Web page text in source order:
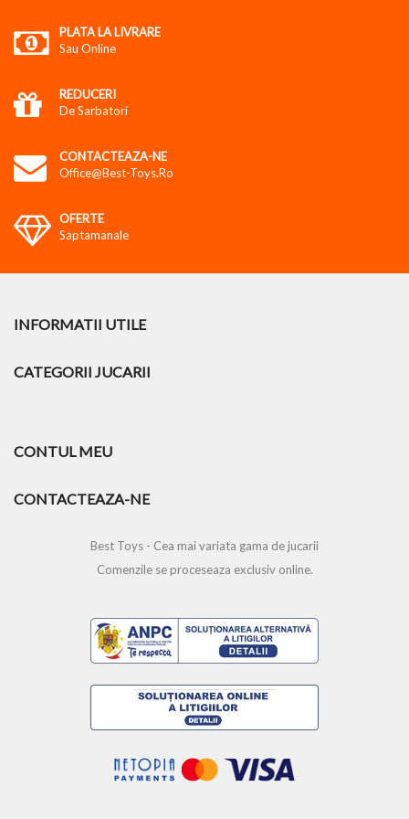
PLATA LA LIVRARE
Sau Online
REDUCERI
De Sarbatori
CONTACTEAZA-NE
Office@best-Toys.ro
OFERTE
Saptamanale
INFORMATII UTILE
CATEGORII JUCARII
CONTUL MEU
CONTACTEAZA-NE
Best Toys - Cea mai variata gama de jucarii
Comenzile se proceseaza exclusiv online.